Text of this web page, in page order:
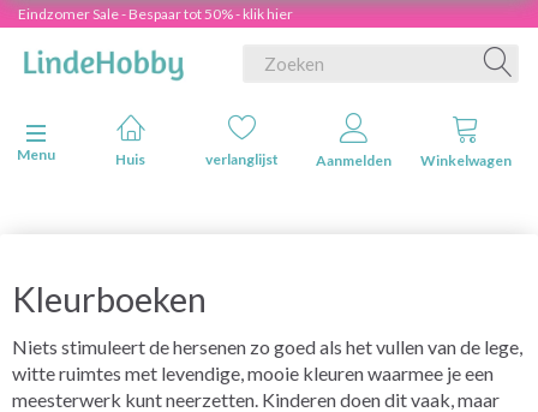
Eindzomer Sale - Bespaar tot 50% - klik hier
Navigatie in-/uitschakelen
Menu
Huis verlanglijst Aanmelden Winkelwagen
Kleurboeken
Niets stimuleert de hersenen zo goed als het vullen van de lege,
witte ruimtes met levendige, mooie kleuren waarmee je een
meesterwerk kunt neerzetten. Kinderen doen dit vaak, maar